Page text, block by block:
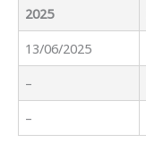
2025
13/06/2025
–
–